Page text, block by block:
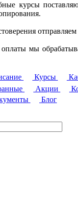
курсы
мы
Курсы
Акции
Блог